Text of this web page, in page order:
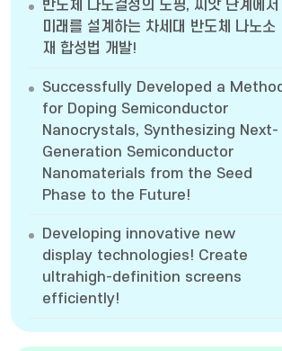
반도체 나노결정의 도핑, 씨앗 단계에서
미래를 설계하는 차세대 반도체 나노소
재 합성법 개발!
Successfully Developed a
for Doping Semiconductor
Nanocrystals, Synthesizing Next-
Generation Semiconductor
Nanomaterials from the Seed
Phase to the Future!
Developing innovative new
display technologies! Create
ultrahigh-definition screens
efficiently!